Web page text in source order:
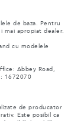
de baza. Pentru
mai apropiat dealer.
cu modelele
Abbey Road,
1672070
de producator
Este posibil ca